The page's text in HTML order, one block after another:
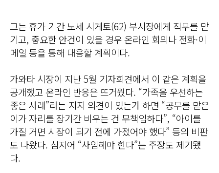
그는 휴가 기간 노세 시게토(62) 부시장에게 직무를 맡
기고, 중요한 안건이 있을 경우 온라인 회의나 전화·이
메일 등을 통해 대응할 계획이다.
가와타 시장이 지난 5월 기자회견에서 이 같은 계획을
공개했고 온라인 반응은 뜨거웠다. “가족을 우선하는
좋은 사례”라는 지지 의견이 있는가 하면 “공무를 맡은
이가 자리를 장기간 비우는 건 무책임하다”, “아이를
가질 거면 시장이 되기 전에 가졌어야 했다” 등의 비판
도 나왔다. 심지어 “사임해야 한다”는 주장도 제기됐
다.